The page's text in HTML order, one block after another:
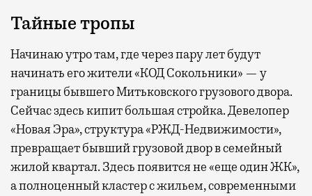
Тайные тропы
Начинаю утро там, где через пару лет будут
начинать его жители «КОД Сокольники» — у
границы бывшего Митьковского грузового двора.
Сейчас здесь кипит большая стройка. Девелопер
«Новая Эра», структура «РЖД-Недвижимости»,
превращает бывший грузовой двор в семейный
жилой квартал. Здесь появится не «еще один ЖК»,
а полноценный кластер с жильем, современными